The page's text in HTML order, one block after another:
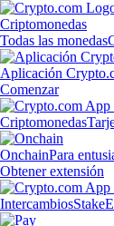
Criptomonedas
Todas las monedas
Aplicación
Comenzar
Criptomonedas
OnchainPara
Obtener extensión
IntercambiosStake